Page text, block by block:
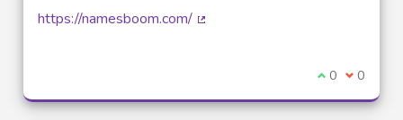
https://namesboom.com/
Je suis
0 Je ne
0